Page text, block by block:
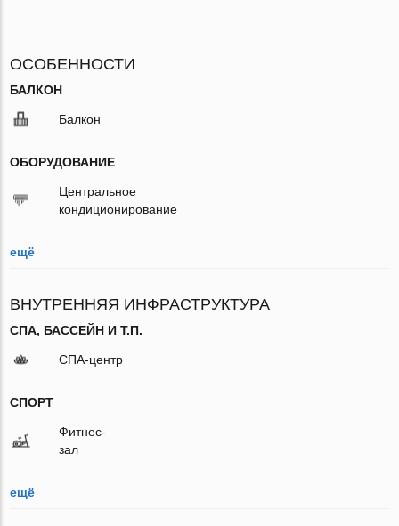
ОСОБЕННОСТИ
БАЛКОН
Балкон
ОБОРУДОВАНИЕ
Центральное
кондиционирование
ещё
ВНУТРЕННЯЯ ИНФРАСТРУКТУРА
СПА, БАССЕЙН И Т.П.
СПА-центр
СПОРТ
Фитнес-
зал
ещё